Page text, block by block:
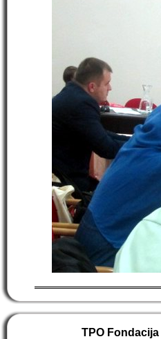
TPO Fondacija